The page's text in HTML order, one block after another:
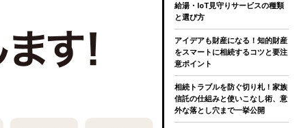
給湯・IoT見守りサービスの種類
と選び方
アイデアも財産になる！知的財産
をスマートに相続するコツと要注
意ポイント
相続トラブルを防ぐ切り札！家族
信託の仕組みと使いこなし術、意
外な落とし穴まで一挙公開